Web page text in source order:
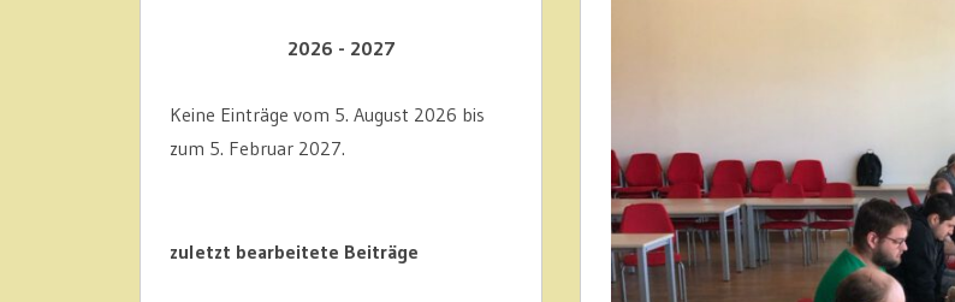
2026 - 2027
Keine Einträge vom 5. August 2026 bis
zum 5. Februar 2027.
zuletzt bearbeitete Beiträge